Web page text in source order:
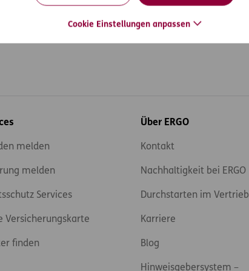
Cookie Einstellungen anpassen
melden
melden
Services
Versicherungskarte
finden
Über ERGO
Kontakt
Nachhaltigkeit bei ERGO
Durchstarten im Vertrieb
Karriere
Blog
Hinweisgebersystem –